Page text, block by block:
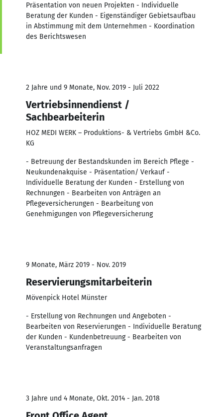
Präsentation von neuen Projekten - Individuelle
Beratung der Kunden - Eigenständiger Gebietsaufbau
in Abstimmung mit dem Unternehmen - Koordination
des Berichtswesen
2 Jahre und 9 Monate, Nov. 2019 - Juli 2022
Vertriebsinnendienst /
Sachbearbeiterin
HOZ MEDI WERK – Produktions- & Vertriebs GmbH &Co.
KG
- Betreuung der Bestandskunden im Bereich Pflege -
Neukundenakquise - Präsentation/ Verkauf -
Individuelle Beratung der Kunden - Erstellung von
Rechnungen - Bearbeiten von Anträgen an
Pflegeversicherungen - Bearbeitung von
Genehmigungen von Pflegeversicherung
9 Monate, März 2019 - Nov. 2019
Reservierungsmitarbeiterin
Mövenpick Hotel Münster
- Erstellung von Rechnungen und Angeboten -
Bearbeiten von Reservierungen - Individuelle Beratung
der Kunden - Kundenbetreuung - Bearbeiten von
Veranstaltungsanfragen
3 Jahre und 4 Monate, Okt. 2014 - Jan. 2018